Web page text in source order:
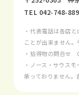
TEL 042-748-
・代表電話は各店
ことが出来ません。
・拾得物の問合せ
・ノース・サウス
承っておりません。